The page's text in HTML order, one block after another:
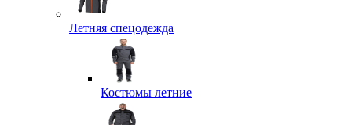
Летняя спецодежда
Костюмы летние